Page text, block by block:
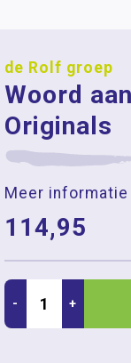
de Rolf groep
Woord
Originals
Meer informatie
114,95
- +